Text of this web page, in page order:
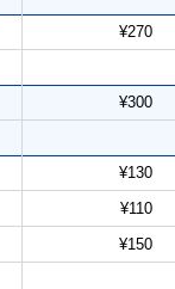
¥270
¥300
¥130
¥110
¥150